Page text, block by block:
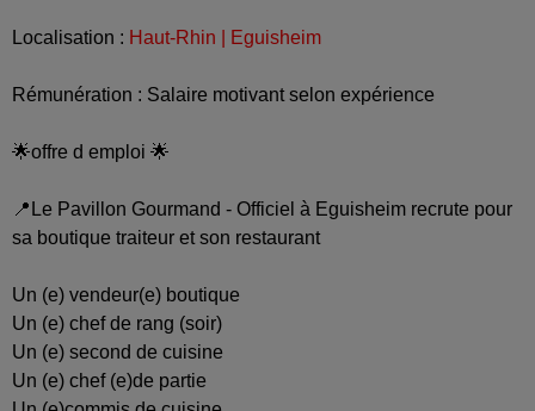
Localisation : Haut-Rhin | Eguisheim
Rémunération : Salaire motivant selon expérience
🌟offre d emploi 🌟
📍Le Pavillon Gourmand - Officiel à Eguisheim recrute pour
sa boutique traiteur et son restaurant
Un (e) vendeur(e) boutique
Un (e) chef de rang (soir)
Un (e) second de cuisine
Un (e) chef (e)de partie